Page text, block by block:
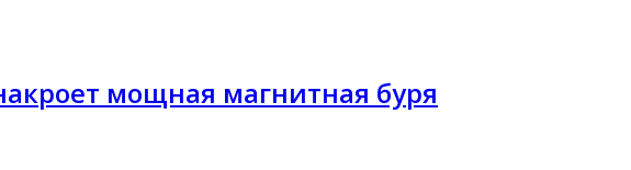
мощная магнитная буря